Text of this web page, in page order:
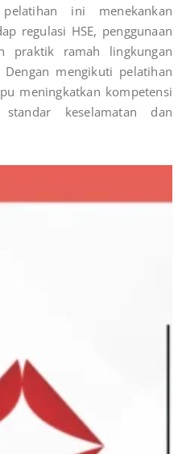
ini menekankan
regulasi HSE, penggunaan
praktik ramah lingkungan
mengikuti pelatihan
meningkatkan kompetensi
keselamatan dan